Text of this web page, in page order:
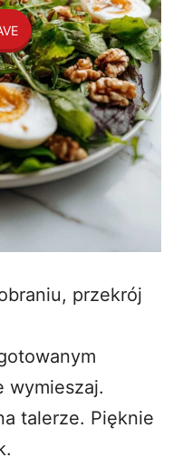
przekrój
wymieszaj.
talerze. Pięknie